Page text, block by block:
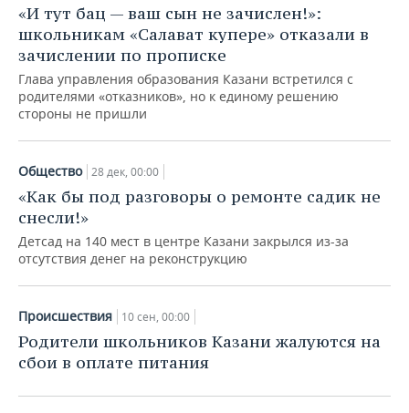
«И тут бац — ваш сын не зачислен!»:
школьникам «Салават купере» отказали в
зачислении по прописке
Глава управления образования Казани встретился с
родителями «отказников», но к единому решению
стороны не пришли
Общество 28 дек, 00:00
«Как бы под разговоры о ремонте садик не
снесли!»
Детсад на 140 мест в центре Казани закрылся из-за
отсутствия денег на реконструкцию
Происшествия 10 сен, 00:00
Родители школьников Казани жалуются на
сбои в оплате питания